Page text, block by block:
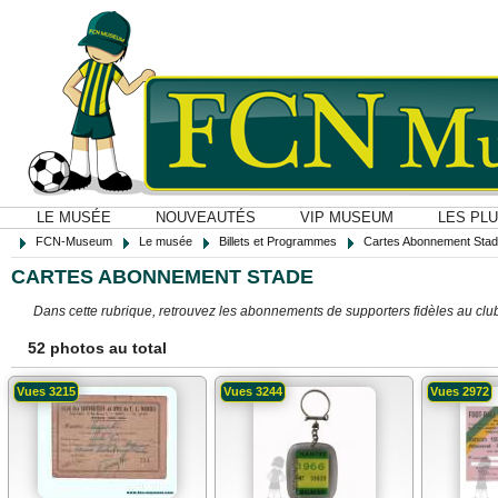
LE MUSÉE NOUVEAUTÉS VIP MUSEUM LES
FCN-Museum Le musée Billets et Programmes Cartes Abonnement
CARTES ABONNEMENT STADE
Dans cette rubrique, retrouvez les abonnements de supporters fidèles au
52 photos au total
Vues 3215 Vues 3244 Vues 2972